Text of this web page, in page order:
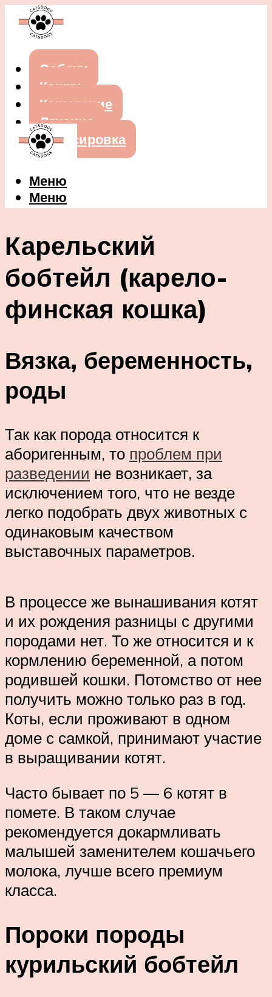
Собаки
Кошки
Кормление
Лечение
Дрессировка
Меню
Меню
Карельский
бобтейл (карело-
финская кошка)
Вязка, беременность,
роды
Так как порода относится к
аборигенным, то проблем при
разведении не возникает, за
исключением того, что не везде
легко подобрать двух животных с
одинаковым качеством
выставочных параметров.
В процессе же вынашивания котят
и их рождения разницы с другими
породами нет. То же относится и к
кормлению беременной, а потом
родившей кошки. Потомство от нее
получить можно только раз в год.
Коты, если проживают в одном
доме с самкой, принимают участие
в выращивании котят.
Часто бывает по 5 — 6 котят в
помете. В таком случае
рекомендуется докармливать
малышей заменителем кошачьего
молока, лучше всего премиум
класса.
Пороки породы
курильский бобтейл